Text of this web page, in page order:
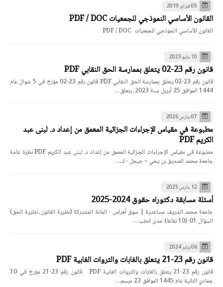
05 فبراير 2019
القانون الأساسي النموذجي للجمعيات PDF / DOC
القانون الأساسي النموذجي للجمعيات PDF / DOC
10 مايو 2023
قانون رقم 23-02 يتعلق بممارسة الحق النقابي PDF
قانون رقم 23-02 يتعلق بممارسة الحق النقابي PDF قانون رقم 23-02 مؤرخ في 5 شوال عام
1444 الموافق 25 أبريل سنة 2023، يتعلق…
07 مارس 2026
مطبوعة في مقياس الإجراءات الجزائية المعمق من إعداد د. لبنى عبد
الكريم PDF
مطبوعة في مقياس الإجراءات الجزائية المعمق من إعداد د. لبنى عبد الكريم PDF نظرة عامة
جامعة محمد الصديق بن يحي – جيجل - ك…
12 مارس 2025
أسئلة مسابقة دكتوراه حقوق 2024-2025
جامعة محمد الشريف مساعدية | سوق أهراس - المادة المشتركة (نظرية القانون، نظرية الحق)
السؤال 01: (10 نقاط): مدى انطب…
06 يناير 2024
قانون رقم 23-21 يتعلق بالغابات والثروات الغابية PDF
قانون رقم 23-21 يتعلق بالغابات والثروات الغابية PDF قانون رقم 23-21 مؤرخ في 10
جمادي الثانية عام 1445 الموافق 23 ديسم…